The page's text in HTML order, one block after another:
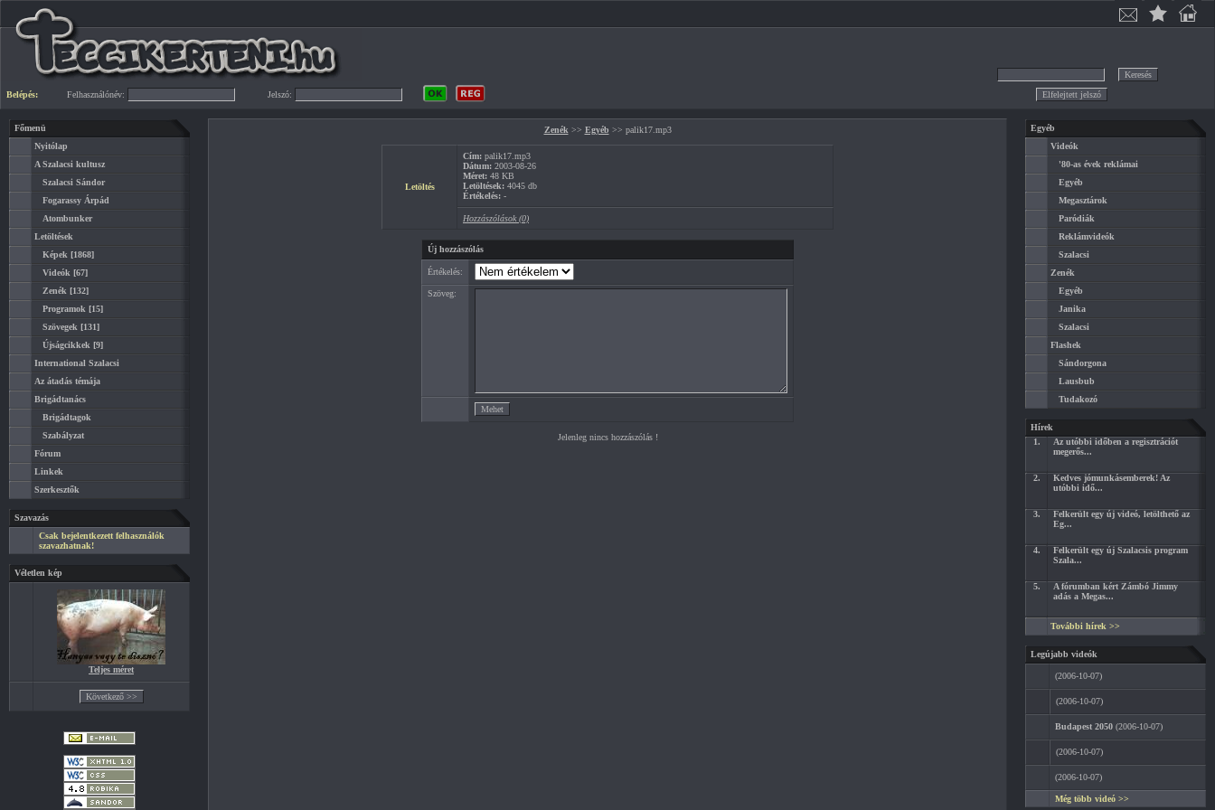
Belépés: Felhasználónév: Jelszó:
Főmenü
Nyitólap
A Szalacsi kultusz
Szalacsi Sándor
Fogarassy Árpád
Atombunker
Letöltések
Képek [1868]
Videók [67]
Zenék [132]
Programok [15]
Szövegek [131]
Újságcikkek [9]
International Szalacsi
Az átadás témája
Brigádtanács
Brigádtagok
Szabályzat
Fórum
Linkek
Szerkesztők
Szavazás
Csak bejelentkezett felhasználók
szavazhatnak!
Véletlen kép
Teljes méret
Zenék >> Egyéb >> palik17.mp3
Letöltés
Cím: palik17.mp3
Dátum: 2003-08-26
Méret: 48 KB
Letöltések: 4045 db
Értékelés: -
Hozzászólások (0)
Új hozzászólás
Értékelés:
Szöveg:
Jelenleg nincs hozzászólás !
Egyéb
Videók
'80-as évek reklámai
Egyéb
Megasztárok
Paródiák
Reklámvideók
Szalacsi
Zenék
Egyéb
Janika
Szalacsi
Flashek
Sándorgona
Lausbub
Tudakozó
Hírek
1.
Az utóbbi időben a regisztrációt
megerős...
2.
Kedves jómunkásemberek! Az
utóbbi idő...
3.
Felkerült egy új videó, letölthető az
Eg...
4.
Felkerült egy új Szalacsis program
Szala...
5.
A fórumban kért Zámbó Jimmy
adás a Megas...
További hírek >>
Legújabb videók
(2006-10-07)
(2006-10-07)
Budapest 2050 (2006-10-07)
(2006-10-07)
(2006-10-07)
Még több videó >>